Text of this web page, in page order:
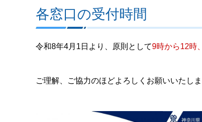
各窓口の受付時間
令和8年4月1日より、原則として9時から12時
ご理解、ご協力のほどよろしくお願いいたしま